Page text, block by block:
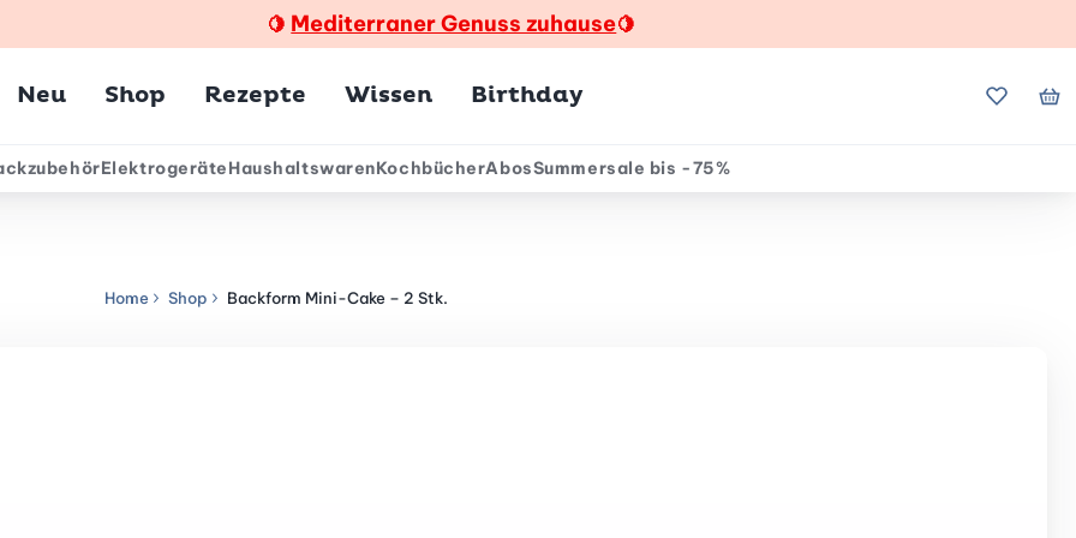
🍋 Mediterraner Genuss zuhause🍋
Neu Shop Rezepte Wissen Birthday Meine
ElektrogeräteHaushaltswarenKochbücherAbosSummersale bis -75%
Home Shop Backform Mini-Cake – 2 Stk.